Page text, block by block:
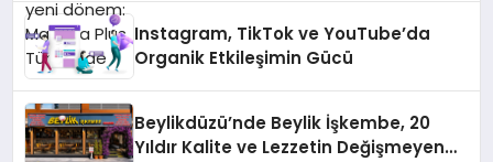
Instagram, TikTok ve YouTube’da
Organik Etkileşimin Gücü
Beylikdüzü’nde Beylik İşkembe, 20
Yıldır Kalite ve Lezzetin Değişmeyen